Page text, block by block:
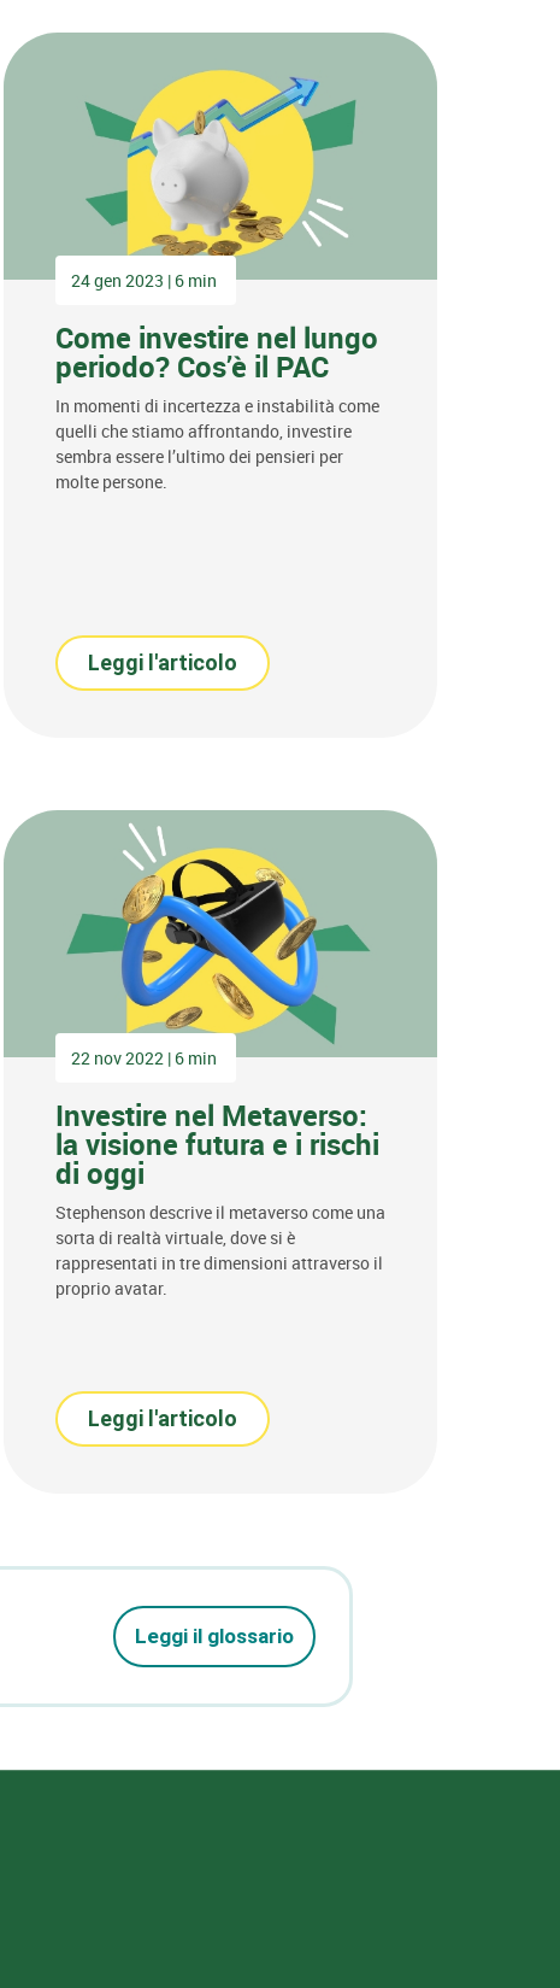
24 gen 2023 | 6 min
Come investire nel lungo
periodo? Cos’è il PAC
In momenti di incertezza e instabilità come
quelli che stiamo affrontando, investire
sembra essere l’ultimo dei pensieri per
molte persone.
Leggi l'articolo
22 nov 2022 | 6 min
Investire nel Metaverso:
la visione futura e i rischi
di oggi
Stephenson descrive il metaverso come una
sorta di realtà virtuale, dove si è
rappresentati in tre dimensioni attraverso il
proprio avatar.
Leggi l'articolo
Leggi il glossario